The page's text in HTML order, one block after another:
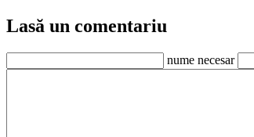
Lasă un comentariu
nume necesar